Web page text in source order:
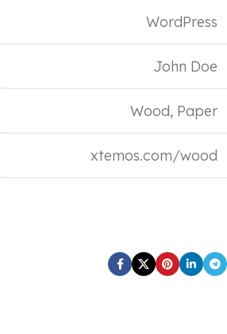
WordPress
John Doe
Wood, Paper
xtemos.com/wood